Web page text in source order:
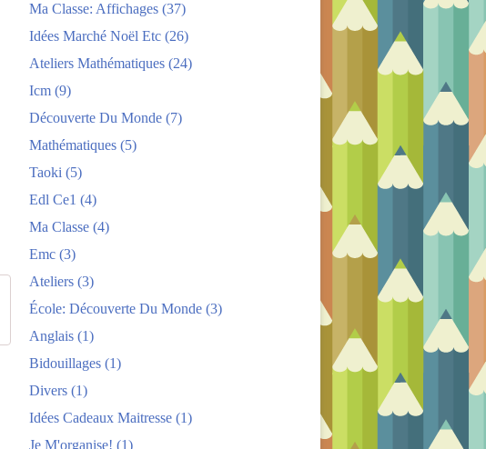
Ma Classe: Affichages (37)
Idées Marché Noël Etc (26)
Ateliers Mathématiques (24)
Icm (9)
Découverte Du Monde (7)
Mathématiques (5)
Taoki (5)
Edl Ce1 (4)
Ma Classe (4)
Emc (3)
Ateliers (3)
École: Découverte Du Monde (3)
Anglais (1)
Bidouillages (1)
Divers (1)
Idées Cadeaux Maitresse (1)
Je M'organise! (1)